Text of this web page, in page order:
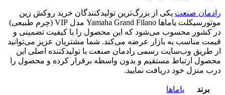
رادمان صنعت یکی از بزرگ‌ترین تولیدکنندگان خرید روکش زین
موتورسیکلت یاماها Yamaha Grand Filano مدل VIP (چرم طبیعی)
در کشور محسوب می‌شود که این محصول را با کیفیت تضمینی و
قیمت مناسب به بازار عرضه می‌کند. شما مشتریان عزیز می‌توانید
از طریق وب‌سایت رسمی رادمان صنعت با تولیدکننده اصلی این
محصول ارتباط مستقیم و بدون واسطه برقرار کرده و محصول را
درب منزل خود دریافت نمایید.
برند
یاماها